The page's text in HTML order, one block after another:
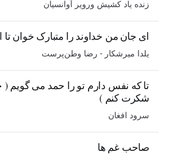
زنده یاد کشیش ورویر آوانسیان
ای جان من خداوند را متبارک خوان تا
یلدا میرشکار - رضا وطن‌پرست
تا که نفس دارم تو را حمد می گویم (
شکرت کنم )
سرود افغان
صاحب غم ها